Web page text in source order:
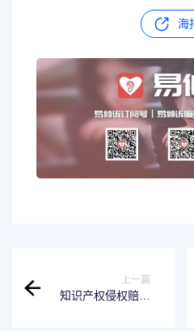
海
上一篇
知识产权侵权赔偿